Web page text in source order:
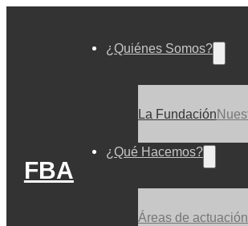
FBA
¿Quiénes Somos?
La Fundación
¿Qué Hacemos?
Áreas de actuación